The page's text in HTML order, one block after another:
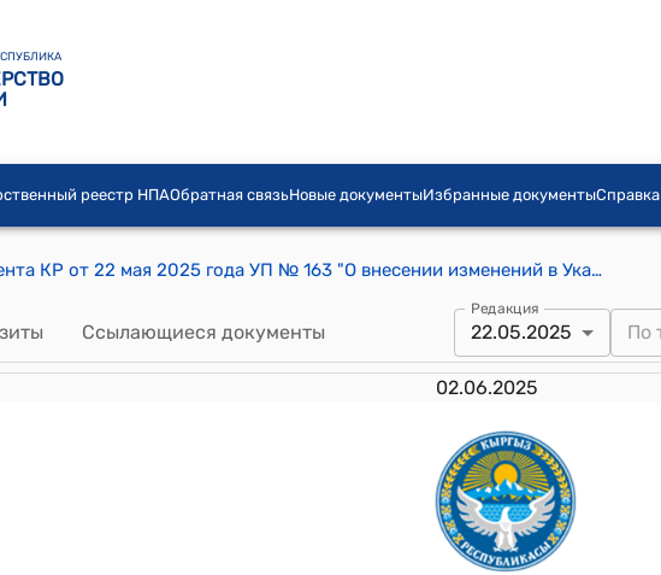
реестр НПАОбратная связьНовые документыИзбранные документыСправка
Указ Президента КР от 22 мая 2025 года УП № 163 "О внесении изменений в Указ Президента Кыргызской Республики "Об утверждении Реестра государственных и муниципальных должностей Кыргызской Республики" от 31 января 2017 года № 17"
Ссылающиеся документы
Редакция
22.05.2025
02.06.2025